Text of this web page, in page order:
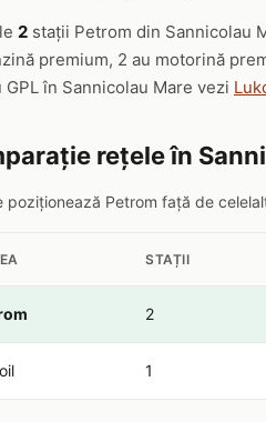
2 stații Petrom din Sannicolau
premium, 2 au motorină
GPL în Sannicolau Mare vezi
rețele în
poziționează Petrom față de
STAȚII
2
1